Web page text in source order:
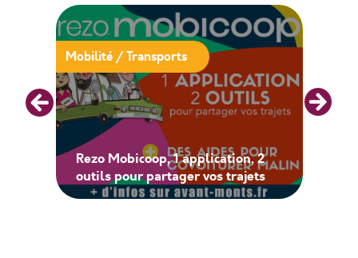
Rezo Mobicoop, 1 application, 2
outils pour partager vos trajets
Mobilité / Transports